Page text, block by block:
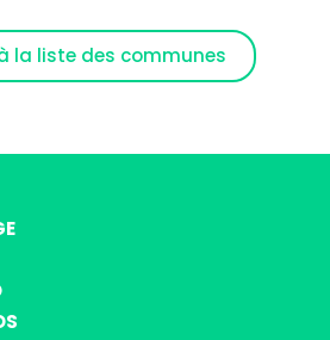
la liste des communes